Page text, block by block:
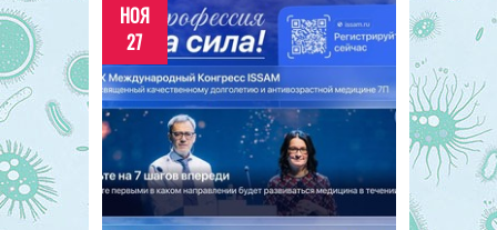
НОЯ
27